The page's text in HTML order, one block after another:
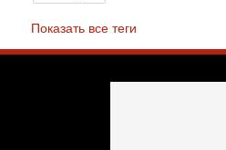
Показать все теги